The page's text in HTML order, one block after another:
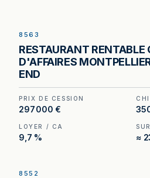
couverts en salle et environ
terrasse dans le quartier
8563
RESTAURANT RENTABLE
D'AFFAIRES
END
PRIX DE CESSION
297 000 €
LOYER / CA
9,7 % ≈
8552